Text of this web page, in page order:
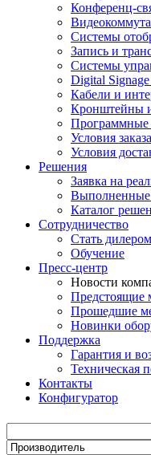
Конференц-
Системы
Запись и
Системы
Digital
Кабели и
Кронштейны
Программные
Условия заказа
Условия
Решения
Заявка на
Выполненные
Каталог
Сотрудничество
Стать дилером
Обучение
Пресс-центр
Новости
Предстоящие
Прошедшие
Новинки
Поддержка
Гарантия и
Техническая
Контакты
Конфигуратор